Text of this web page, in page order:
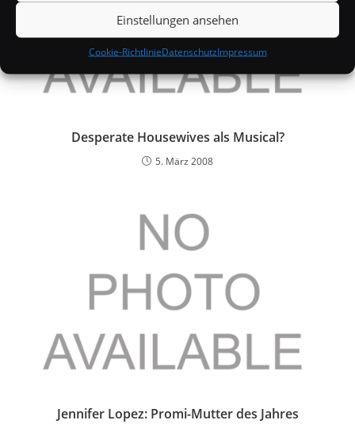
Einstellungen ansehen
Cookie-RichtlinieDatenschutzImpressum
Desperate Housewives als Musical?
5. März 2008
Jennifer Lopez: Promi-Mutter des Jahres